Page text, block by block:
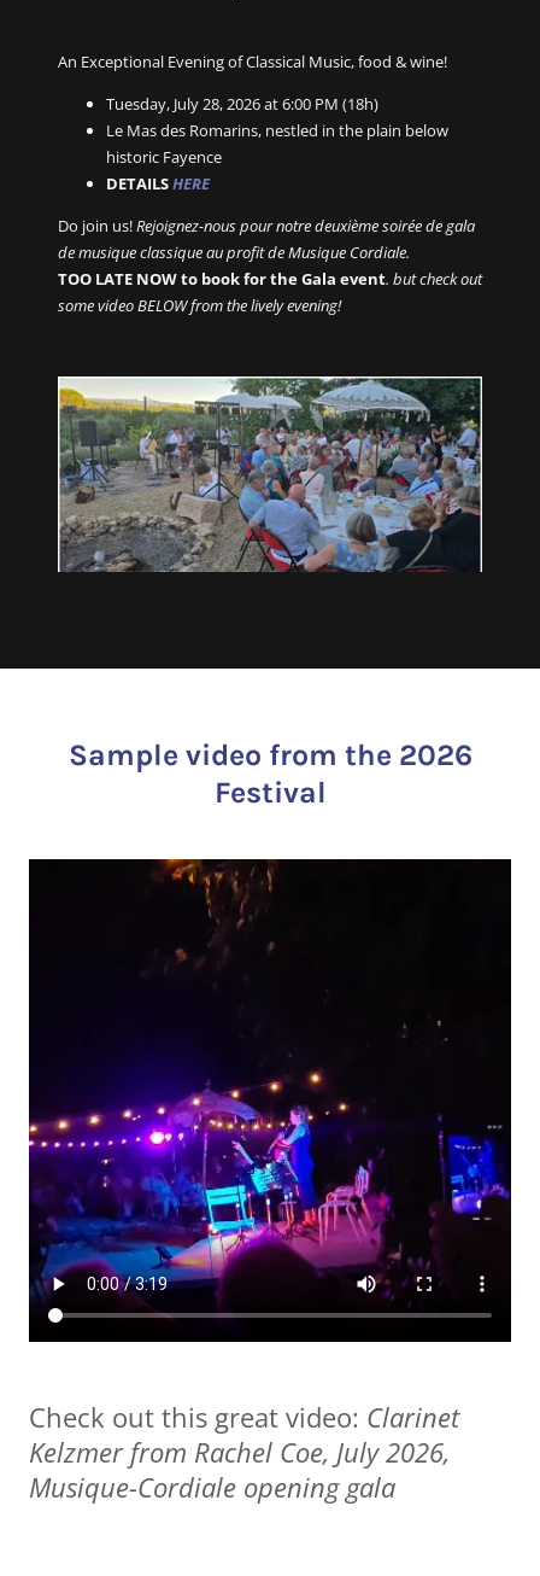
An Exceptional Evening of Classical Music, food & wine!
Tuesday, July 28, 2026 at 6:00 PM (18h)
Le Mas des Romarins, nestled in the plain below
historic Fayence
DETAILSHERE
Do join us!Rejoignez-nous pour notre deuxième soirée de gala
de musique classique au profit de Musique Cordiale.
TOO LATE NOW to book for the Gala event. but check out
some video BELOW from the lively evening!
Sample video from the 2026
Festival
Check out this great video: Clarinet
Kelzmer from Rachel Coe, July 2026,
Musique-Cordiale opening gala